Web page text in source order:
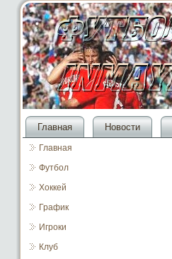
Главная Новости
Главная
Футбол
Хоккей
График
Игроки
Клуб